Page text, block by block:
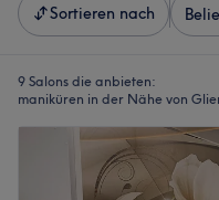
Sortieren nach
9 Salons die anbieten:
maniküren in der Nähe von